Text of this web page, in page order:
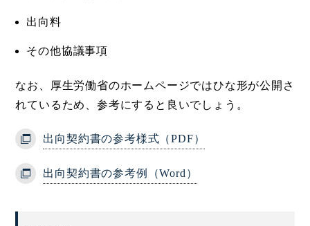
出向料
その他協議事項
なお、厚生労働省のホームページではひな形が公開さ
れているため、参考にすると良いでしょう。
出向契約書の参考様式（PDF）
出向契約書の参考例（Word）